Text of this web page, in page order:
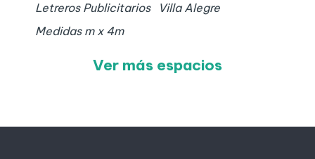
Letreros Publicitarios
Villa Alegre
Medidas m x 4m
Ver más espacios